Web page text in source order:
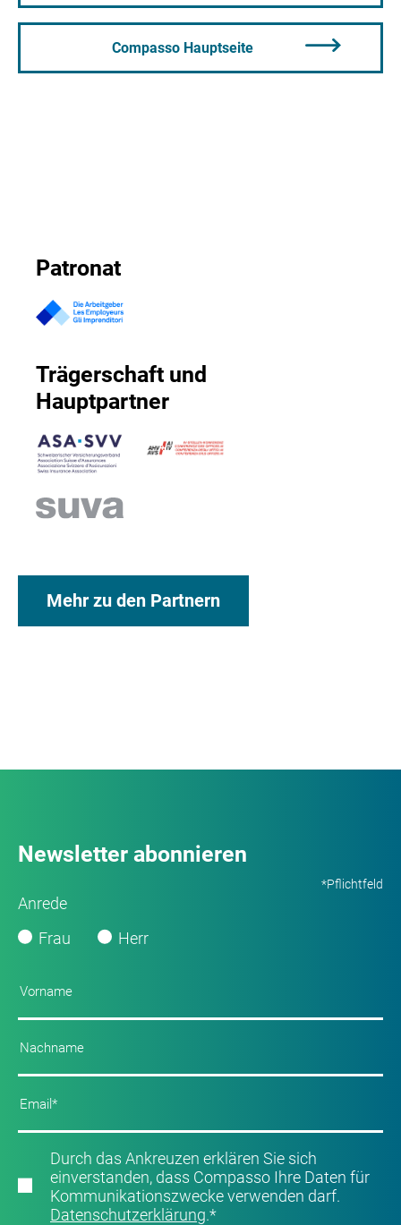
Compasso Hauptseite
Patronat
Trägerschaft und
Hauptpartner
Mehr zu den Partnern
Newsletter abonnieren
*Pflichtfeld
Anrede
Frau
Herr
Durch das Ankreuzen erklären Sie sich
einverstanden, dass Compasso Ihre Daten für
Kommunikationszwecke verwenden darf.
Datenschutzerklärung.*